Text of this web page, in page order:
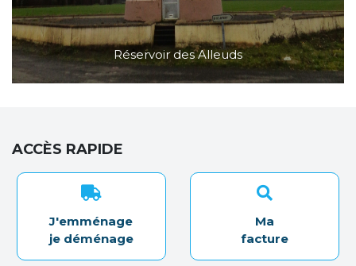
Réservoir des Alleuds
ACCÈS RAPIDE
J'emménage
je déménage
Ma
facture